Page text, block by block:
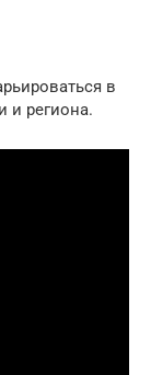
в
и региона.